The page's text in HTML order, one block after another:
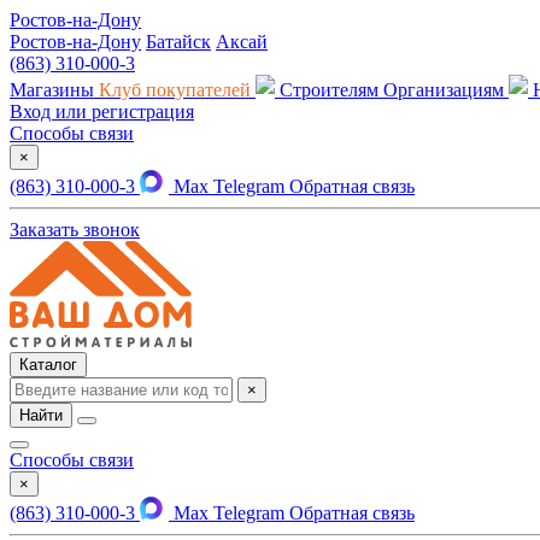
Ростов-на-Дону
Ростов-на-Дону Батайск Аксай
(863) 310-000-3
Магазины Клуб покупателей Строителям Организациям
Вход или регистрация
Способы связи
×
(863) 310-000-3 Max Telegram Обратная связь
Заказать звонок
Каталог
×
Найти
Способы связи
×
(863) 310-000-3 Max Telegram Обратная связь